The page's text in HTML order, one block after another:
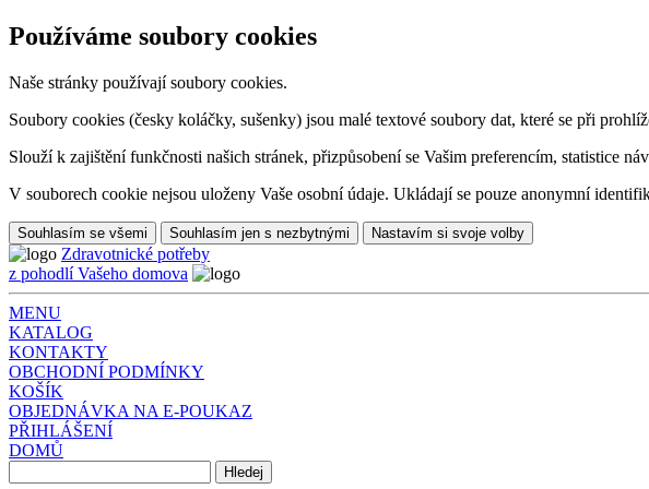
Používáme soubory cookies
Naše stránky používají soubory cookies.
Soubory cookies (česky koláčky, sušenky) jsou malé textové soubory dat, které se při
Slouží k zajištění funkčnosti našich stránek, přizpůsobení se Vašim preferencím, statistice
V souborech cookie nejsou uloženy Vaše osobní údaje. Ukládají se pouze anonymní
Souhlasím se všemi Souhlasím jen s nezbytnými Nastavím si svoje volby
Zdravotnické potřeby
z pohodlí Vašeho domova
MENU
KATALOG
KONTAKTY
OBCHODNÍ PODMÍNKY
KOŠÍK
OBJEDNÁVKA NA E-POUKAZ
PŘIHLÁŠENÍ
DOMŮ